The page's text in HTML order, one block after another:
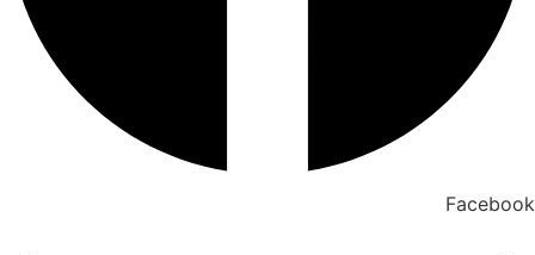
Facebook